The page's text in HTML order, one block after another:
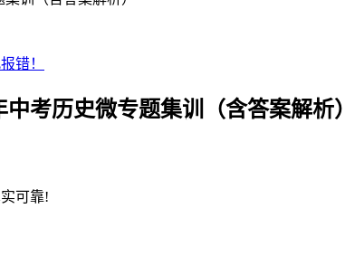
错！
考历史微专题集训（含答案解析）
可靠!